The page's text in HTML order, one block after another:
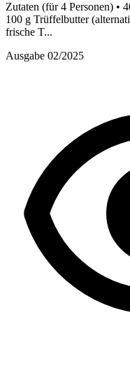
Zutaten (für 4 Personen) •
100 g Trüffelbutter
frische T...
Ausgabe 02/2025